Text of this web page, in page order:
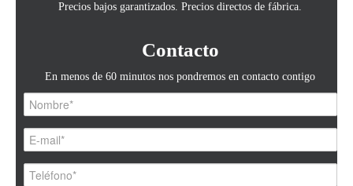
Precios bajos garantizados. Precios directos de fábrica.
Contacto
En menos de 60 minutos nos pondremos en contacto contigo